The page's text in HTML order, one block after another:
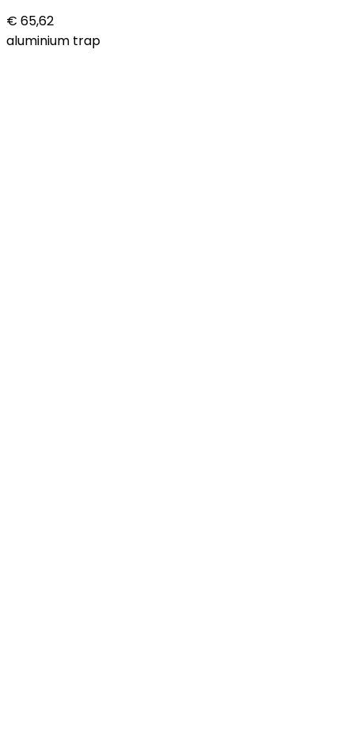
€ 65,62
aluminium trap